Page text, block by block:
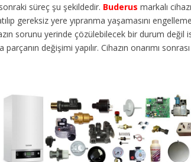
süreç şu şekildedir. Buderus markalı
gereksiz yere yıpranma yaşamasını
sorunu yerinde çözülebilecek bir durum değil
değişimi yapılır. Cihazın onarımı